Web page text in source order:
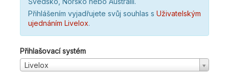
Přihlášením vyjadřujete svůj souhlas s Uživatelským
ujednáním Livelox.
Přihlašovací systém
Livelox